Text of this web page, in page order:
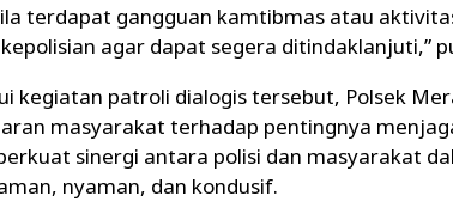
terdapat gangguan kamtibmas atau
agar dapat segera ditindaklanjuti,”
kegiatan patroli dialogis tersebut, Polsek
masyarakat terhadap pentingnya
sinergi antara polisi dan masyarakat
nyaman, dan kondusif.